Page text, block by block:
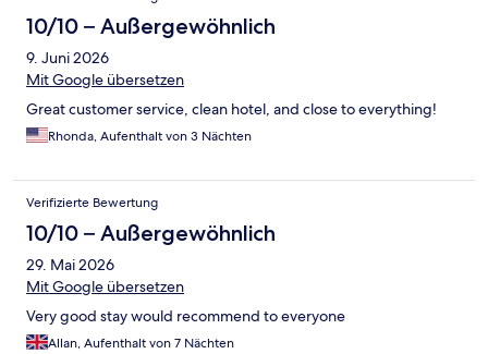
10/10 – Außergewöhnlich
9. Juni 2026
Mit Google übersetzen
Great customer service, clean hotel, and close to everything!
Rhonda, Aufenthalt von 3 Nächten
Verifizierte Bewertung
10/10 – Außergewöhnlich
29. Mai 2026
Mit Google übersetzen
Very good stay would recommend to everyone
Allan, Aufenthalt von 7 Nächten